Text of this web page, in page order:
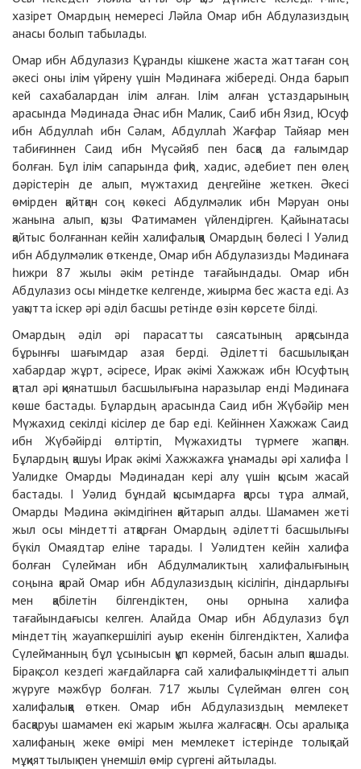
хазірет Омардың немересі Ләйла Омар ибн Абдулазиздың
анасы болып табылады.
Омар ибн Абдулазиз Құранды кішкене жаста жаттаған соң
әкесі оны ілім үйрену үшін Мәдинаға жібереді. Онда барып
кей сахабалардан ілім алған. Ілім алған ұстаздарының
арасында Мәдинада Әнас ибн Малик, Саиб ибн Язид, Юсуф
ибн Абдуллаһ ибн Сәлам, Абдуллаһ Жағфар Тайяар мен
табиғиннен Саид ибн Мүсәйяб пен басқа да ғалымдар
болған. Бұл ілім сапарында фиқһ, хадис, әдебиет пен өлең
дәрістерін де алып, мүжтахид деңгейіне жеткен. Әкесі
өмірден қайтқан соң көкесі Абдулмәлик ибн Мәруан оны
жанына алып, қызы Фатимамен үйлендірген. Қайынатасы
қайтыс болғаннан кейін халифалыққа Омардың бөлесі І Уәлид
ибн Абдулмәлик өткенде, Омар ибн Абдулазизды Мәдинаға
һижри 87 жылы әкім ретінде тағайындады. Омар ибн
Абдулазиз осы міндетке келгенде, жиырма бес жаста еді. Аз
уақытта іскер әрі әділ басшы ретінде өзін көрсете білді.
Омардың әділ әрі парасатты саясатының арқасында
бұрынғы шағымдар азая берді. Әділетті басшылықтан
хабардар жұрт, әсіресе, Ирак әкімі Хажжаж ибн Юсуфтың
қатал әрі қиянатшыл басшылығына наразылар енді Мәдинаға
көше бастады. Бұлардың арасында Саид ибн Жүбәйір мен
Мүжахид секілді кісілер де бар еді. Кейіннен Хажжаж Саид
ибн Жүбәйірді өлтіртіп, Мүжахидты түрмеге жапқан.
Бұлардың қашуы Ирак әкімі Хажжажға ұнамады әрі халифа І
Уалидке Омарды Мәдинадан кері алу үшін қысым жасай
бастады. І Уәлид бұндай қысымдарға қарсы тұра алмай,
Омарды Мәдина әкімдігінен қайтарып алды. Шамамен жеті
жыл осы міндетті атқарған Омардың әділетті басшылығы
бүкіл Омаядтар еліне тарады. І Уәлидтен кейін халифа
болған Сүлейман ибн Абдулмаликтың халифалығының
соңына қарай Омар ибн Абдулазиздың кісілігін, діндарлығы
мен қабілетін білгендіктен, оны орнына халифа
тағайындағысы келген. Алайда Омар ибн Абдулазиз бұл
міндеттің жауапкершілігі ауыр екенін білгендіктен, Халифа
Сүлейманның бұл ұсынысын құп көрмей, басын алып қашады.
Бірақ сол кездегі жағдайларға сай халифалық міндетті алып
жүруге мәжбүр болған. 717 жылы Сүлейман өлген соң
халифалыққа өткен. Омар ибн Абдулазиздың мемлекет
басқаруы шамамен екі жарым жылға жалғасқан. Осы аралықта
халифаның жеке өмірі мен мемлекет істерінде толықтай
мұқияттылық пен үнемшіл өмір сүргені айтылады.